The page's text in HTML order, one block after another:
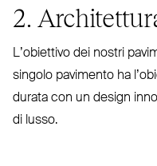
2.
L’o­biettivo dei nostri
singolo pavimento ha
durata con un design
di lusso.